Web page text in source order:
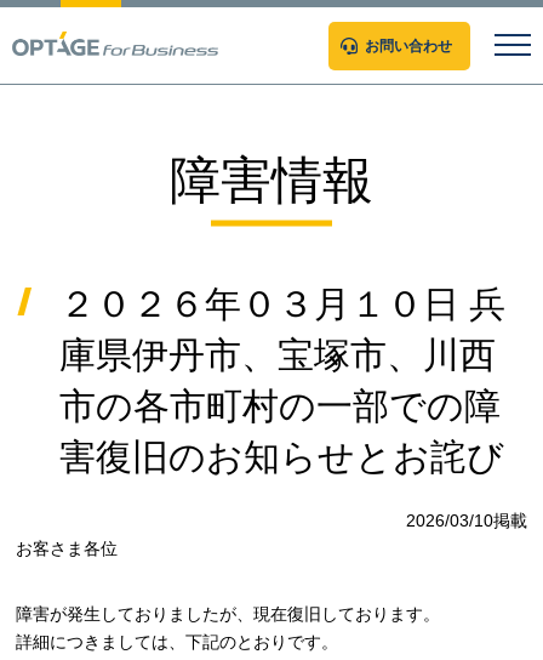
お問い合わせ
障害情報
２０２６年０３月１０日 兵
庫県伊丹市、宝塚市、川西
市の各市町村の一部での障
害復旧のお知らせとお詫び
2026/03/10掲載
お客さま各位
障害が発生しておりましたが、現在復旧しております。
詳細につきましては、下記のとおりです。